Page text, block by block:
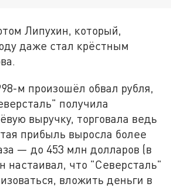
Липухин, который,
даже стал крёстным
м произошёл обвал рубля,
получила
выручку, торговала ведь
прибыль выросла более
— до 453 млн долларов (в
настаивал, что "Северсталь"
вложить деньги в